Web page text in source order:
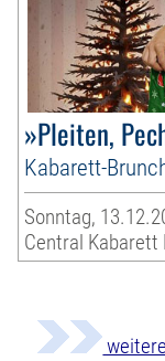
»Pleiten,
Kabarett-
Sonntag,
Central Kabarett